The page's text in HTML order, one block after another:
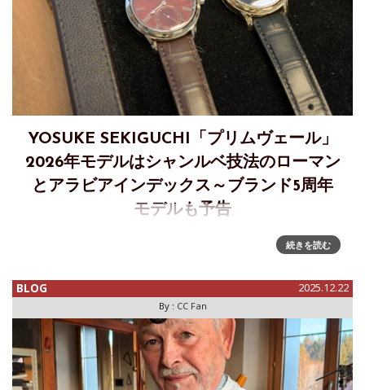
YOSUKE SEKIGUCHI「プリムヴェール」
2026年モデルはシャンルベ技法のローマン
とアラビアインデックス～ブランド5周年
モデルも予告
Watches & Wondersシーズンに合わせてル・ロックル在住の
関口陽介氏のアトリエにお邪魔し、2026年の新作についての
ルとして新しい表現を提案するプリムヴェール、2026年モデ
続きを読む
BLOG 2025.12.22
By : CC Fan